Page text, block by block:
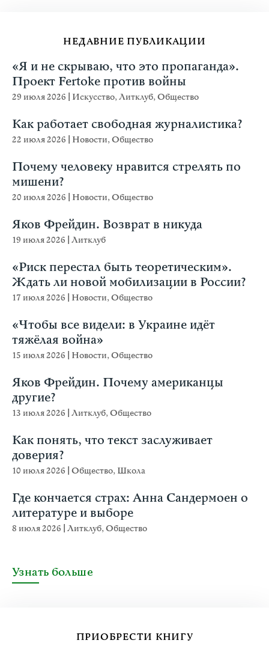
НЕДАВНИЕ ПУБЛИКАЦИИ
«Я и не скрываю, что это пропаганда».
Проект Fertoke против войны
29 июля 2026 Искусство,Литклуб,Общество
Как работает свободная журналистика?
22 июля 2026 Новости,Общество
Почему человеку нравится стрелять по
мишени?
20 июля 2026 Новости,Общество
Яков Фрейдин. Возврат в никуда
19 июля 2026 Литклуб
«Риск перестал быть теоретическим».
Ждать ли новой мобилизации в России?
17 июля 2026 Новости,Общество
«Чтобы все видели: в Украине идёт
тяжёлая война»
15 июля 2026 Новости,Общество
Яков Фрейдин. Почему американцы
другие?
13 июля 2026 Литклуб,Общество
Как понять, что текст заслуживает
доверия?
10 июля 2026 Общество, Школа
Где кончается страх: Анна Сандермоен о
литературе и выборе
8 июля 2026 Литклуб,Общество
Узнать больше
ПРИОБРЕСТИ КНИГУ